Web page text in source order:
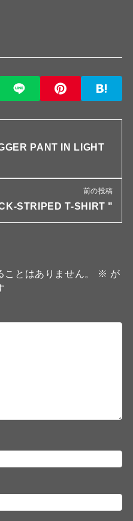
PANT IN LIGHT
前の投稿
STRIPED T-SHIRT "
とはありません。 ※ が